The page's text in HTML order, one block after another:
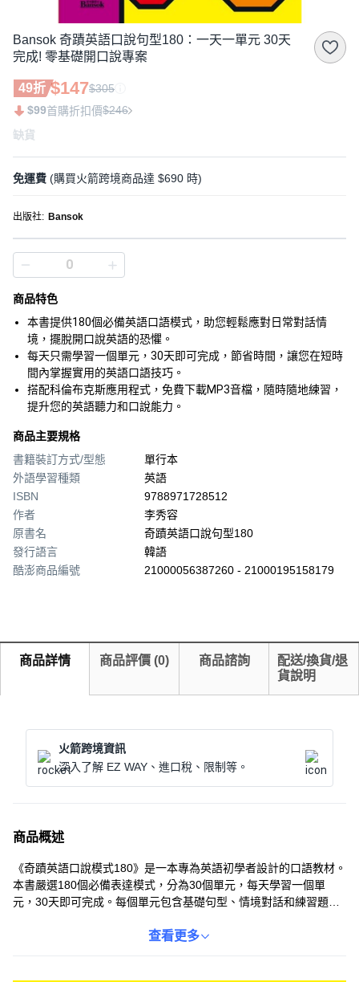
Bansok 奇蹟英語口說句型180：一天一單元 30天
完成! 零基礎開口說專案
49折 $147$305
$99首購折扣價$246
缺貨
免運費 (購買火箭跨境商品達 $690 時)
出版社: Bansok
商品特色
本書提供180個必備英語口語模式，助您輕鬆應對日常對話情
境，擺脫開口說英語的恐懼。
每天只需學習一個單元，30天即可完成，節省時間，讓您在短時
間內掌握實用的英語口語技巧。
搭配科倫布克斯應用程式，免費下載MP3音檔，隨時隨地練習，
提升您的英語聽力和口說能力。
商品主要規格
書籍裝訂方式/型態
單行本
外語學習種類
英語
ISBN
9788971728512
作者
李秀容
原書名
奇蹟英語口說句型180
發行語言
韓語
酷澎商品編號
21000056387260 - 21000195158179
商品詳情 商品評價 (0) 商品諮詢
配送/換貨/退
貨說明
火箭跨境資訊
深入了解 EZ WAY、進口稅、限制等。
商品概述
《奇蹟英語口說模式180》是一本專為英語初學者設計的口語教材。
本書嚴選180個必備表達模式，分為30個單元，每天學習一個單
元，30天即可完成。每個單元包含基礎句型、情境對話和練習題，
下載，讓學習者可以隨時隨地練習聽力和口說。透過本書的學習，
查看更多